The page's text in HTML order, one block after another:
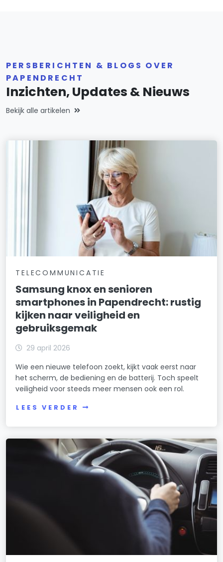
PERSBERICHTEN & BLOGS OVER
PAPENDRECHT
Inzichten, Updates & Nieuws
Bekijk alle artikelen
TELECOMMUNICATIE
Samsung knox en senioren
smartphones in Papendrecht: rustig
kijken naar veiligheid en
gebruiksgemak
29 april 2026
Wie een nieuwe telefoon zoekt, kijkt vaak eerst naar
het scherm, de bediening en de batterij. Toch speelt
veiligheid voor steeds meer mensen ook een rol.
LEES VERDER